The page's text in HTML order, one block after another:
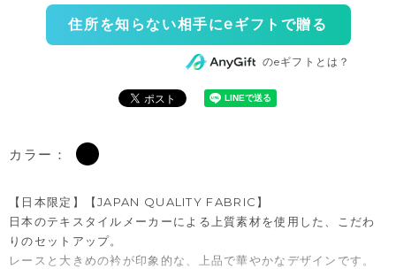
住所を知らない相手にeギフトで贈る
のeギフトとは？
カラー：
【日本限定】【JAPAN QUALITY FABRIC】
日本のテキスタイルメーカーによる上質素材を使用した、こだわ
りのセットアップ。
レースと大きめの衿が印象的な、上品で華やかなデザインです。